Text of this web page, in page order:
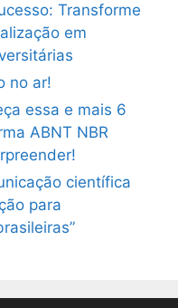
Transforme
em
no ar!
essa e mais 6
ABNT NBR
científica
para